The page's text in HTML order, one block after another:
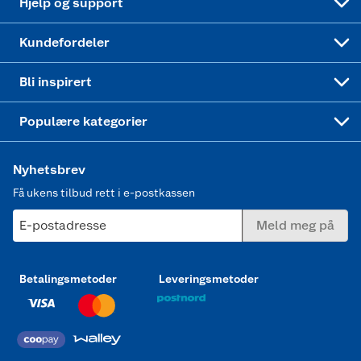
Kundefordeler
Bli inspirert
Populære kategorier
Nyhetsbrev
Få ukens tilbud rett i e-postkassen
E-postadresse Meld meg på
Betalingsmetoder Leveringsmetoder